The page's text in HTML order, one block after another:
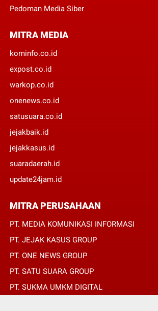
Pedoman Media Siber
MITRA MEDIA
kominfo.co.id
expost.co.id
warkop.co.id
onenews.co.id
satusuara.co.id
jejakbaik.id
jejakkasus.id
suaradaerah.id
update24jam.id
MITRA PERUSAHAAN
PT. MEDIA KOMUNIKASI INFORMASI
PT. JEJAK KASUS GROUP
PT. ONE NEWS GROUP
PT. SATU SUARA GROUP
PT. SUKMA UMKM DIGITAL